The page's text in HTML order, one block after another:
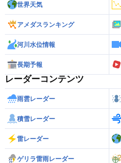
世界天気
アメダスランキング
河川水位情報
長期予報
レーダーコンテンツ
雨雲レーダー
積雪レーダー
雷レーダー
ゲリラ雷雨レーダー